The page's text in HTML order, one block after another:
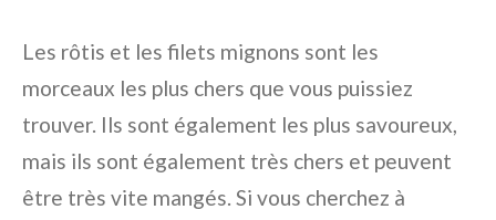
Les rôtis et les filets mignons sont les
morceaux les plus chers que vous puissiez
trouver. Ils sont également les plus savoureux,
mais ils sont également très chers et peuvent
être très vite mangés. Si vous cherchez à